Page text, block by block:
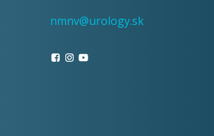
nmnv@urology.sk